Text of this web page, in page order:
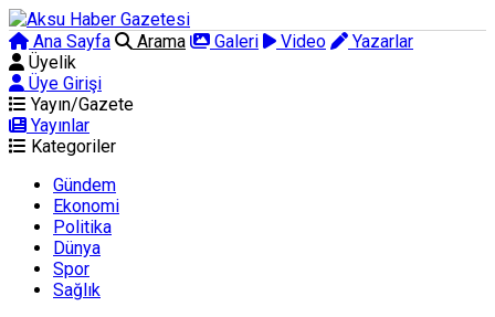
Ana Sayfa Arama Galeri Video
Yazarlar
Üyelik
Üye Girişi
Yayın/Gazete
Yayınlar
Kategoriler
Gündem
Ekonomi
Politika
Dünya
Spor
Sağlık